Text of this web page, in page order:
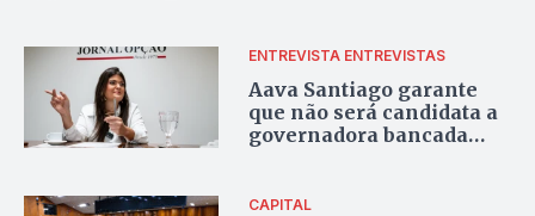
ENTREVISTA ENTREVISTAS
Aava Santiago garante
que não será candidata a
governadora bancada
CAPITAL